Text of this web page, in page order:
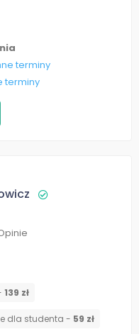
terminy
terminy
139 zł
dla studenta - 59 zł